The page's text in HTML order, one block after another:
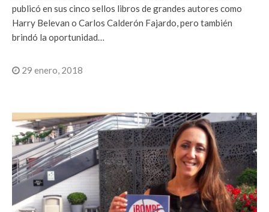
publicó en sus cinco sellos libros de grandes autores como
Harry Belevan o Carlos Calderón Fajardo, pero también
brindó la oportunidad…
29 enero, 2018